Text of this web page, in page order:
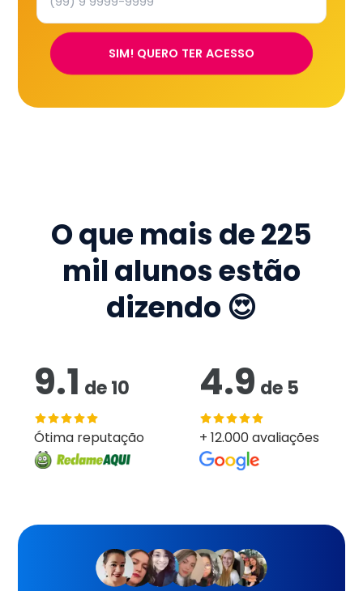
SIM! QUERO TER ACESSO
O que mais de225
mil alunos estão
dizendo 😍
9.1 de10
Ótima reputação
4.9 de 5
+ 12.000 avaliações